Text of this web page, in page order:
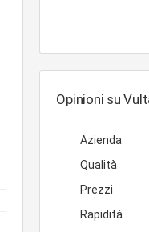
Opinioni su
Azienda
Qualità
Prezzi
Rapidità